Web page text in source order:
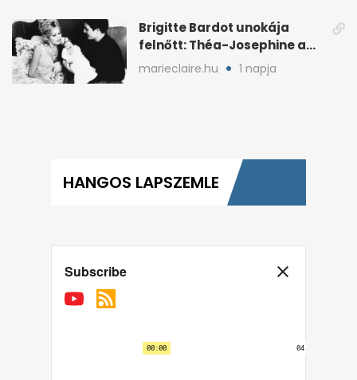
Brigitte Bardot unokája
felnőtt: Théa-Josephine a
nagymamájára hasonlít
marieclaire.hu 1 napja
HANGOS LAPSZEMLE